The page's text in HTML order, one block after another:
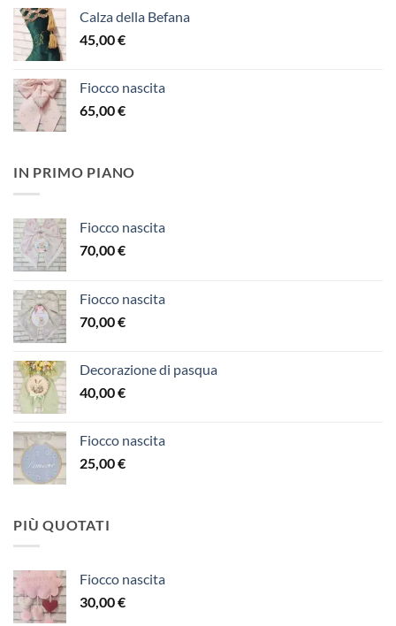
Calza della Befana
45,00€
Fiocco nascita
65,00€
IN PRIMO PIANO
Fiocco nascita
70,00€
Fiocco nascita
70,00€
Decorazione di pasqua
40,00€
Fiocco nascita
25,00€
PIÙ QUOTATI
Fiocco nascita
30,00€